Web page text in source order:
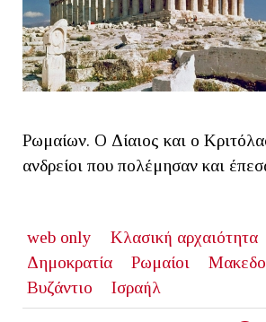
Ρωμαίων. Ο Δίαιος και ο
ανδρείοι που πολέμησαν και
web only
Κλασική αρχαιότητα
Δημοκρατία
Ρωμαίοι
Βυζάντιο
Ισραήλ